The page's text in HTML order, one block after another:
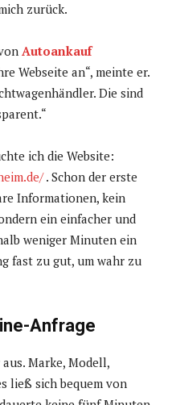
zurück.
Autoankauf
Webseite an“, meinte er.
Die sind
ich die Website:
. Schon der erste
Informationen, kein
ein einfacher und
weniger Minuten ein
fast zu gut, um wahr zu
Anfrage
Marke, Modell,
ließ sich bequem von